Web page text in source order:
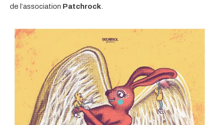
de l’association Patchrock